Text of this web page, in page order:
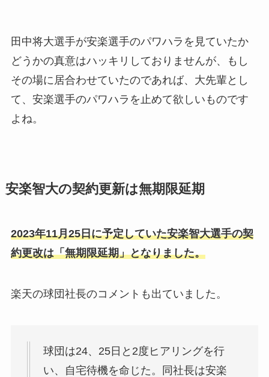
田中将大選手が安楽選手のパワハラを見ていたか
どうかの真意はハッキリしておりませんが、もし
その場に居合わせていたのであれば、大先輩とし
て、安楽選手のパワハラを止めて欲しいものです
よね。
安楽智大の契約更新は無期限延期
2023年11月25日に予定していた安楽智大選手の契
約更改は「無期限延期」となりました。
楽天の球団社長のコメントも出ていました。
球団は24、25日と2度ヒアリングを行
い、自宅待機を命じた。同社長は安楽